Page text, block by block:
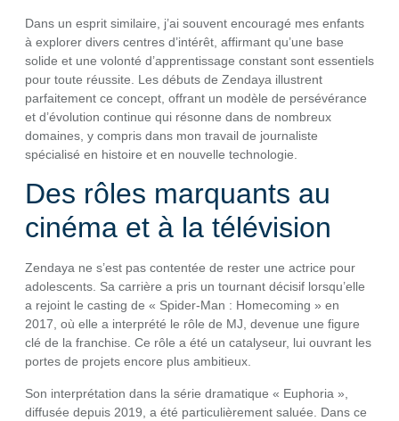
Dans un esprit similaire, j’ai souvent encouragé mes enfants
à explorer divers centres d’intérêt, affirmant qu’une base
solide et une volonté d’apprentissage constant sont essentiels
pour toute réussite. Les débuts de Zendaya illustrent
parfaitement ce concept, offrant un modèle de persévérance
et d’évolution continue qui résonne dans de nombreux
domaines, y compris dans mon travail de journaliste
spécialisé en histoire et en nouvelle technologie.
Des rôles marquants au
cinéma et à la télévision
Zendaya ne s’est pas contentée de rester une actrice pour
adolescents. Sa carrière a pris un tournant décisif lorsqu’elle
a rejoint le casting de « Spider-Man : Homecoming » en
2017, où elle a interprété le rôle de MJ, devenue une figure
clé de la franchise. Ce rôle a été un catalyseur, lui ouvrant les
portes de projets encore plus ambitieux.
Son interprétation dans la série dramatique « Euphoria »,
diffusée depuis 2019, a été particulièrement saluée. Dans ce